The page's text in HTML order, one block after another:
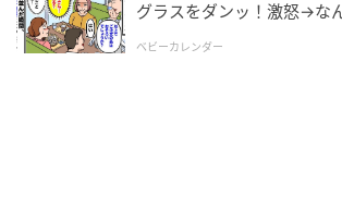
グラスをダンッ！激怒→な
ベビーカレンダー